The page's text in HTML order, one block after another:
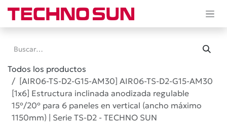
Ir al contenido
Todos los productos
[AIR06-TS-D2-G15-AM30] AIR06-TS-D2-G15-AM30
[1x6] Estructura inclinada anodizada regulable
15º/20º para 6 paneles en vertical (ancho máximo
1150mm) | Serie TS-D2 - TECHNO SUN